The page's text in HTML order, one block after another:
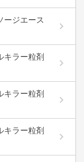
ージエース
キラー粒剤
キラー粒剤
キラー粒剤